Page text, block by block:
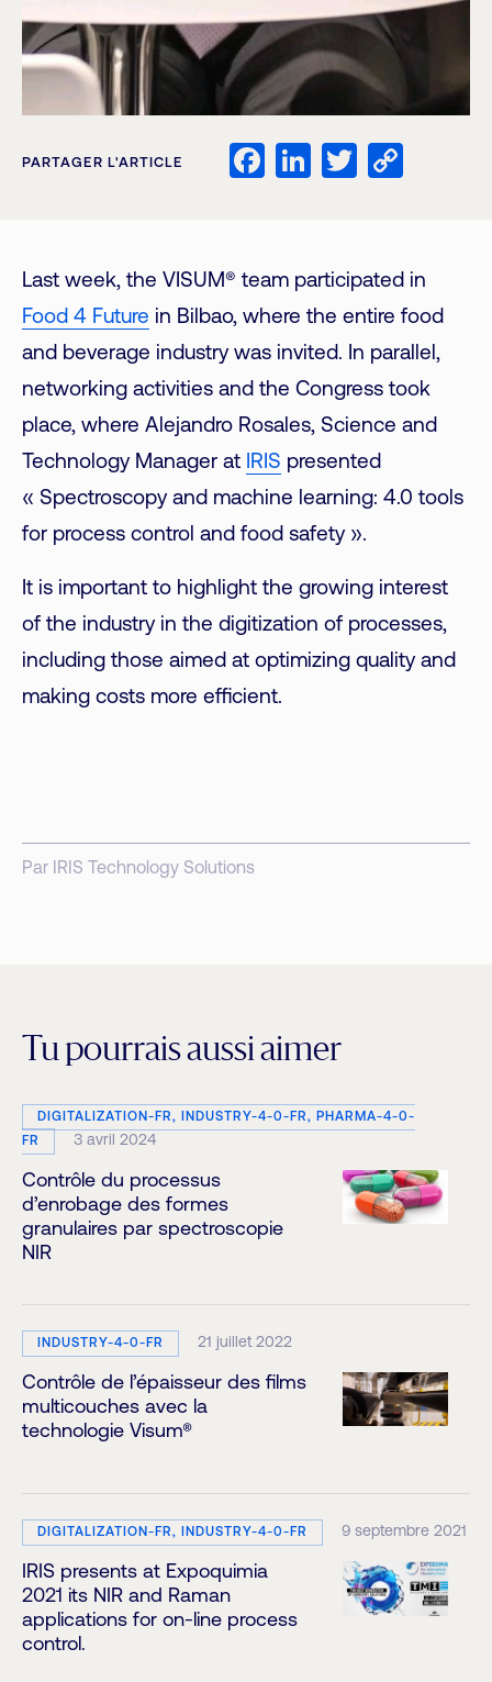
PARTAGER L'ARTICLE Facebook
LinkedIn
Twitter
Last week, the VISUM® team participated in
Food 4 Future in Bilbao, where the entire food
and beverage industry was invited. In parallel,
networking activities and the Congress took
place, where Alejandro Rosales, Science and
Technology Manager at
IRIS presented
« Spectroscopy and machine learning: 4.0 tools
for process control and food safety ».
It is important to highlight the growing interest
of the industry in the digitization of processes,
including those aimed at optimizing quality and
making costs more efficient.
Par IRIS Technology Solutions
Tu pourrais aussi aimer
DIGITALIZATION-FR, INDUSTRY-4-0-FR, PHARMA-4-0-
FR
3 avril 2024
Contrôle du processus
d’enrobage des formes
granulaires par spectroscopie
NIR
INDUSTRY-4-0-FR 21 juillet 2022
Contrôle de l’épaisseur des films
multicouches avec la
technologie Visum®
DIGITALIZATION-FR, INDUSTRY-4-0-FR 9 septembre 2021
IRIS presents at Expoquimia
2021 its NIR and Raman
applications for on-line process
control.